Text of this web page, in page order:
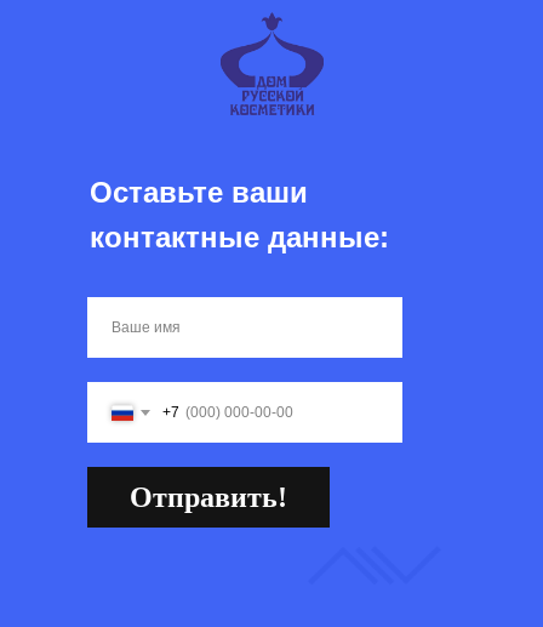
+7
Отправить!
Оставьте ваши
контактные данные: